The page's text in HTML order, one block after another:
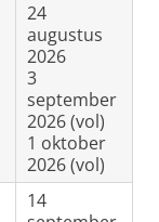
24
augustus
2026
3
september
2026 (vol)
1 oktober
2026 (vol)
14